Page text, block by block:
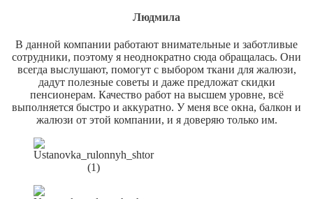
Людмила
В данной компании работают внимательные и заботливые
сотрудники, поэтому я неоднократно сюда обращалась. Они
всегда выслушают, помогут с выбором ткани для жалюзи,
дадут полезные советы и даже предложат скидки
пенсионерам. Качество работ на высшем уровне, всё
выполняется быстро и аккуратно. У меня все окна, балкон и
жалюзи от этой компании, и я доверяю только им.